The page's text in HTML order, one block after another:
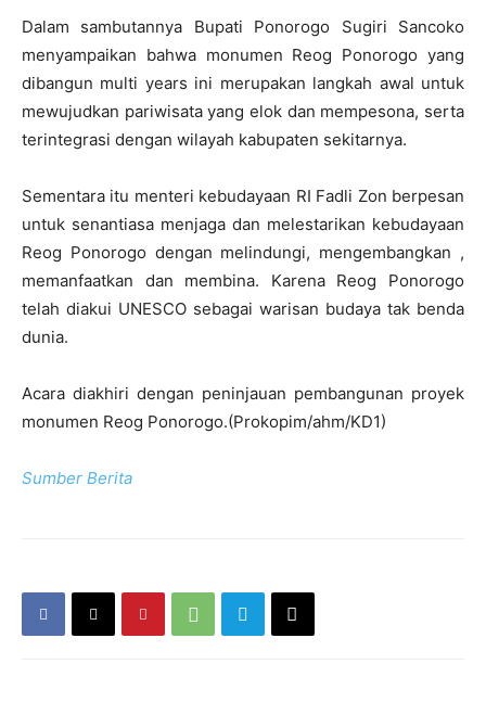
Dalam sambutannya Bupati Ponorogo Sugiri Sancoko
menyampaikan bahwa monumen Reog Ponorogo yang
dibangun multi years ini merupakan langkah awal untuk
mewujudkan pariwisata yang elok dan mempesona, serta
terintegrasi dengan wilayah kabupaten sekitarnya.
Sementara itu menteri kebudayaan RI Fadli Zon berpesan
untuk senantiasa menjaga dan melestarikan kebudayaan
Reog Ponorogo dengan melindungi, mengembangkan ,
memanfaatkan dan membina. Karena Reog Ponorogo
telah diakui UNESCO sebagai warisan budaya tak benda
dunia.
Acara diakhiri dengan peninjauan pembangunan proyek
monumen Reog Ponorogo.(Prokopim/ahm/KD1)
Sumber Berita